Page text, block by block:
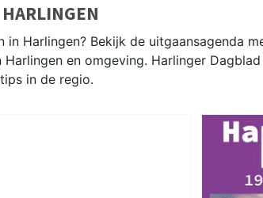
in Harlingen? Bekijk de uitgaansagenda
en omgeving. Harlinger
in de regio.
culturele evenementen tot